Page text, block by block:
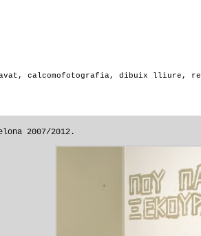
calcomofotografia, dibuix lliure,
2007/2012.